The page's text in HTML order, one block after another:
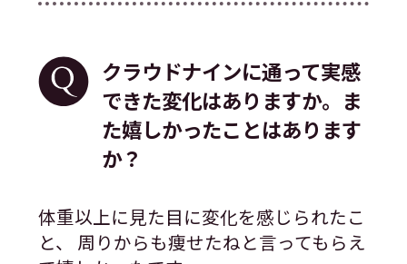
クラウドナインに通って実感
できた変化はありますか。ま
た嬉しかったことはあります
か？
体重以上に見た目に変化を感じられたこ
と、 周りからも痩せたねと言ってもらえ